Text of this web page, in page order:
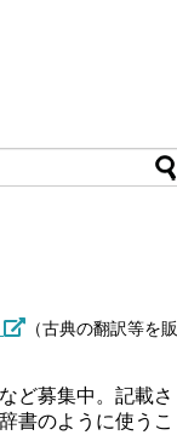
（古典の翻訳等を販
ど募集中。記載さ
書のように使うこ